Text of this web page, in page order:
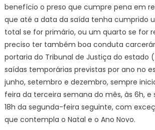
benefício o preso que cumpre pena em
que até a data da saída tenha cumprido
total se for primário, ou um quarto se for
preciso ter também boa conduta
portaria do Tribunal de Justiça do estado
saídas temporárias previstas por ano no
junho, setembro e dezembro, sempre
feira da terceira semana do mês, às 6h, e
18h da segunda-feira seguinte, com
que contempla o Natal e o Ano Novo.